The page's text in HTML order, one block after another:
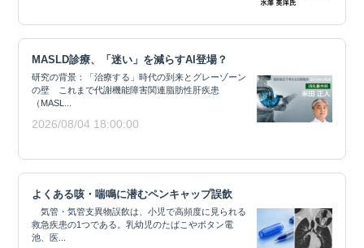
MASLD診療、「迷い」を減らすAI登場？
研究の背景：「治療する」時代の到来とグレーゾーン
の壁 これまで代謝機能障害関連脂肪性肝疾患
（MASL...
2026/08/04 18:00:00
よくある咳・喘鳴に潜むペンキャップ誤飲
気管・気管支異物誤飲は、小児で高頻度に見られる
救急疾患の1つである。乳幼児のたばこやボタン電
池、医...